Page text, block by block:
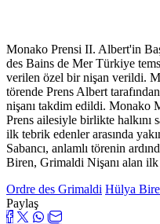
Monako Prensi II. Albert'in
des Bains de Mer Türkiye
verilen özel bir nişan verildi.
törende Prens Albert
nişanı takdim edildi. Monako
Prens ailesiyle birlikte halkını
ilk tebrik edenler arasında
Sabancı, anlamlı törenin
Biren, Grimaldi Nişanı alan
Ordre des Grimaldi Hülya
Paylaş